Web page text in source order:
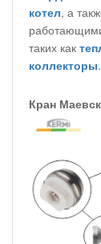
котел, а
таких как
коллекторы.
Кран